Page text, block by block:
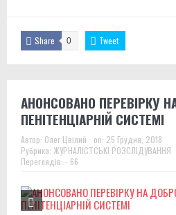
Share 0 Tweet
АНОНСОВАНО ПЕРЕВІРКУ
ПЕНІТЕНЦІАРНІЙ СИСТЕМІ
Автор: Олег Цвілий on: 25 Грудня, 2018
Рубрика: ЖУРНАЛІСТСЬКІ РОЗСЛІДУВАННЯ
Переглядів: - 66